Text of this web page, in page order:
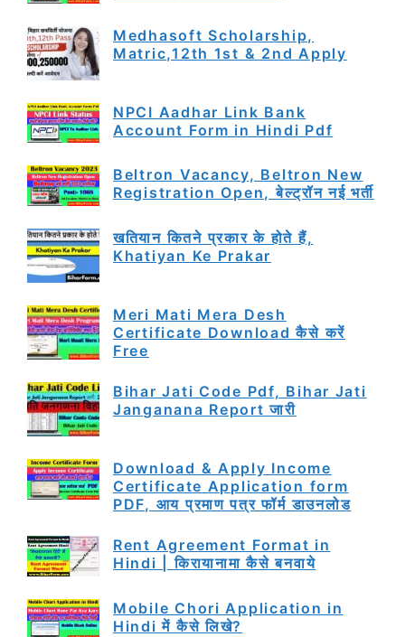
Medhasoft Scholarship,
Matric,12th 1st & 2nd Apply
NPCI Aadhar Link Bank
Account Form in Hindi Pdf
Beltron Vacancy, Beltron New
Registration Open, बेल्ट्रॉन नई भर्ती
खतियान कितने प्रकार के होते हैं,
Khatiyan Ke Prakar
Meri Mati Mera Desh
Certificate Download कैसे करें
Free
Bihar Jati Code Pdf, Bihar Jati
Janganana Report जारी
Download & Apply Income
Certificate Application form
PDF, आय प्रमाण पत्र फॉर्म डाउनलोड
Rent Agreement Format in
Hindi | किरायानामा कैसे बनवाये
Mobile Chori Application in
Hindi में कैसे लिखे?